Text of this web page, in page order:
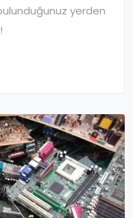
yerden